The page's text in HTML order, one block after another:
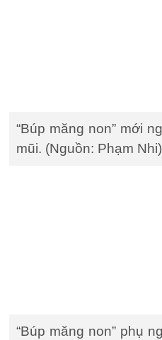
“Búp măng non” mới
mũi. (Nguồn: Phạm Nhi)
“Búp măng non” phụ